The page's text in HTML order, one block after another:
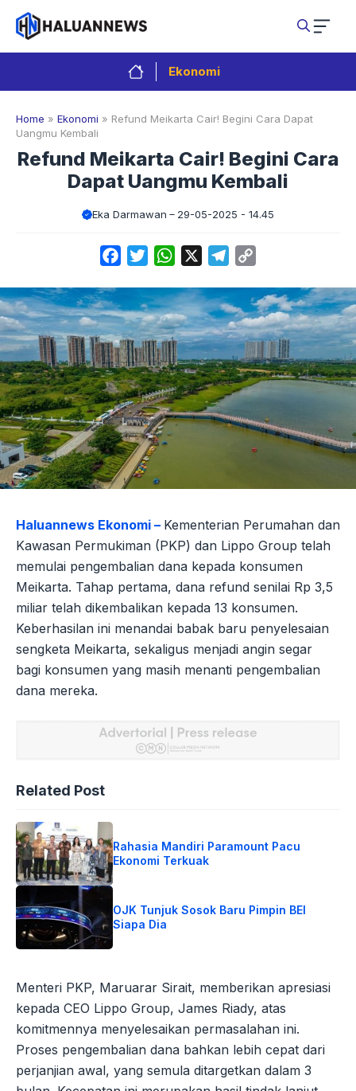
Langsung
isi
Ekonomi
Home » Ekonomi » Refund Meikarta Cair! Begini Cara Dapat
Uangmu Kembali
Refund Meikarta Cair! Begini Cara
Dapat Uangmu Kembali
Eka Darmawan 29-05-2025 - 14.45
FacebookTwitterWhatsApp Telegram
Haluannews Ekonomi – Kementerian Perumahan dan
Kawasan Permukiman (PKP) dan Lippo Group telah
memulai pengembalian dana kepada konsumen
Meikarta. Tahap pertama, dana refund senilai Rp 3,5
miliar telah dikembalikan kepada 13 konsumen.
Keberhasilan ini menandai babak baru penyelesaian
sengketa Meikarta, sekaligus menjadi angin segar
bagi konsumen yang masih menanti pengembalian
dana mereka.
Related Post
Rahasia Mandiri Paramount Pacu
Ekonomi Terkuak
OJK Tunjuk Sosok Baru Pimpin BEI
Siapa Dia
Menteri PKP, Maruarar Sirait, memberikan apresiasi
kepada CEO Lippo Group, James Riady, atas
komitmennya menyelesaikan permasalahan ini.
Proses pengembalian dana bahkan lebih cepat dari
perjanjian awal, yang semula ditargetkan dalam 3